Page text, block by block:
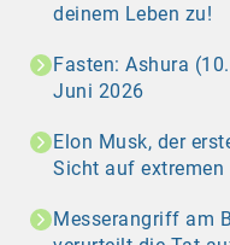
deinem Leben zu!
Fasten: Ashura
Juni 2026
Elon Musk, der
Sicht auf extremen
Messerangriff am